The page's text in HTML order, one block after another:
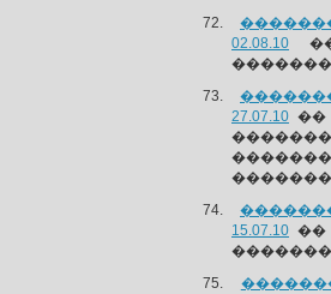
02.08.10
27.07.10 ��
15.07.10 ��